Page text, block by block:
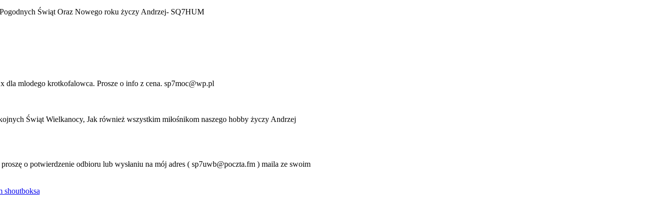
Świąt Oraz Nowego roku życzy Andrzej- SQ7HUM
mlodego krotkofalowca. Prosze o info z cena. sp7moc@wp.pl
Świąt Wielkanocy, Jak również wszystkim miłośnikom naszego hobby życzy Andrzej
o potwierdzenie odbioru lub wysłaniu na mój adres ( sp7uwb@poczta.fm ) maila ze swoim
shoutboksa